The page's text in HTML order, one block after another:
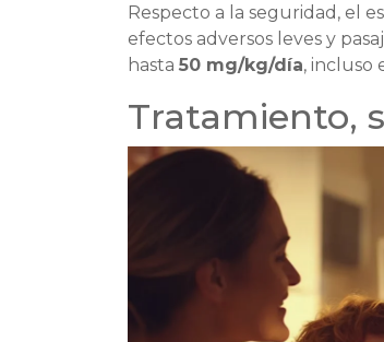
Respecto a la seguridad, el
efectos adversos leves y
hasta 50 mg/kg/día, incluso
Tratamiento,